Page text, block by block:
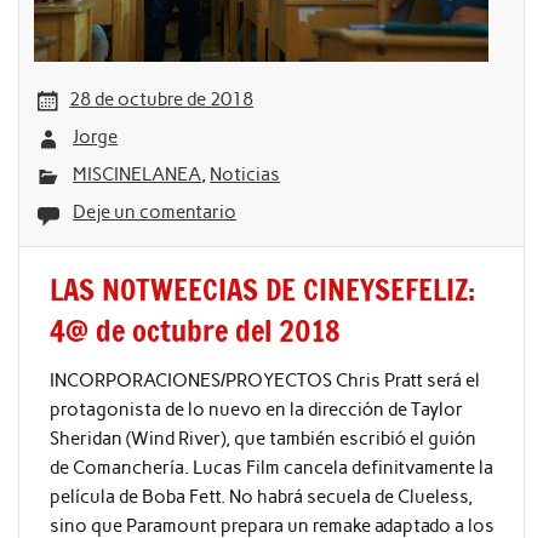
28 de octubre de 2018
Jorge
MISCINELANEA, Noticias
Deje un comentario
LAS NOTWEECIAS DE CINEYSEFELIZ:
4@ de octubre del 2018
INCORPORACIONES/PROYECTOS Chris Pratt será el
protagonista de lo nuevo en la dirección de Taylor
Sheridan (Wind River), que también escribió el guión
de Comanchería. Lucas Film cancela definitvamente la
película de Boba Fett. No habrá secuela de Clueless,
sino que Paramount prepara un remake adaptado a los